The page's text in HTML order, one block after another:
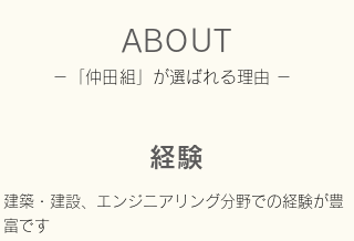
ABOUT
－「仲田組」が選ばれる理由 －
建築・建設、エンジニアリング分野での経験が豊
富です
経験